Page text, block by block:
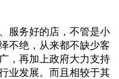
服务好的店，不管是小
不绝，从来都不缺少客
，再加上政府大力支持
业发展。而且相较于其